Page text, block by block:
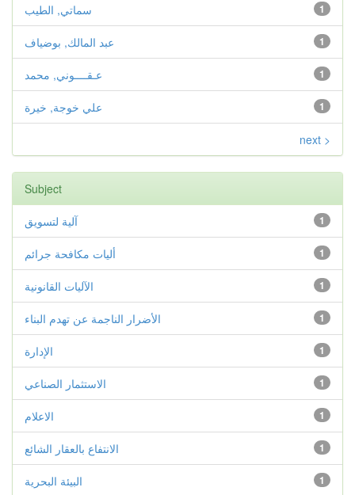
1 سماتي, الطيب
1 عبد المالك, بوضياف
1 عـقــــوني, محمد
1 علي خوجة, خيرة
next >
Subject
1 آلية لتسويق
1 أليات مكافحة جرائم
1 الآليات القانونية
1 الأضرار الناجمة عن تهدم البناء
1 الإدارة
1 الاستثمار الصناعي
1 الاعلام
1 الانتفاع بالعقار الشائع
1 البيئة البحرية